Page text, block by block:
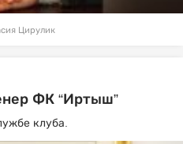
Цирулик
ФК “Иртыш”
клуба.